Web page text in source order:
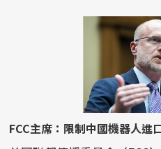
FCC主席：限制中國機器人